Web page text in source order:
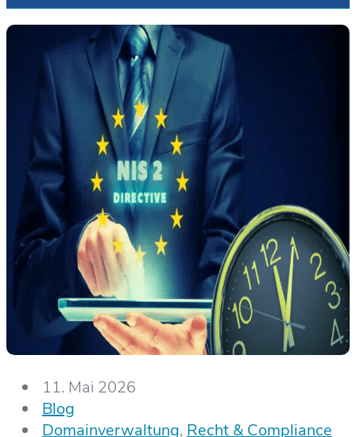
11. Mai 2026
Blog
Domainverwaltung, Recht & Compliance